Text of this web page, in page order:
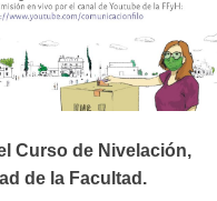
Curso de Nivelación,
de la Facultad.